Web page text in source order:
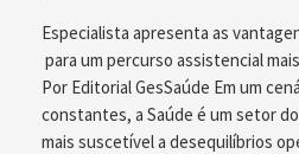
Especialista apresenta as
para um percurso assistencial
Por Editorial GesSaúde Em um
constantes, a Saúde é um setor
mais suscetível a desequilíbrios